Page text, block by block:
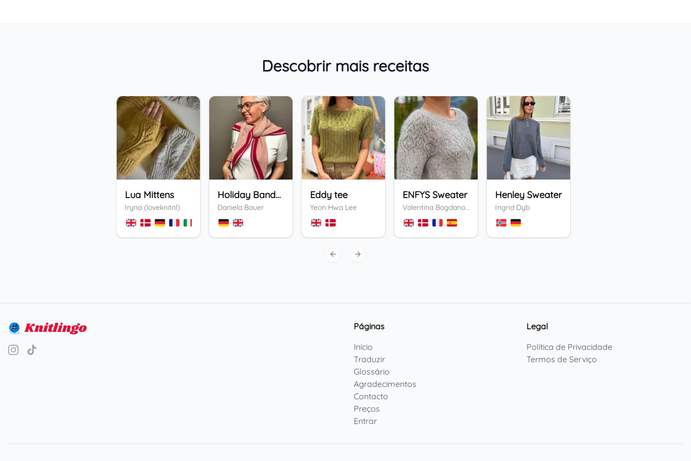
Descobrir mais receitas
Lua Mittens
Iryna (loveknitnl)
3
Holiday Bandana
Daniela Bauer
Eddy tee
Yeon Hwa Lee
ENFYS Sweater
Valentina Bogdanova
Henley Sweater
Ingrid Dyb
Previous slide
Next slide
Knitlingo
Páginas
Início
Traduzir
Glossário
Agradecimentos
Contacto
Preços
Entrar
Legal
Política de Privacidade
Termos de Serviço